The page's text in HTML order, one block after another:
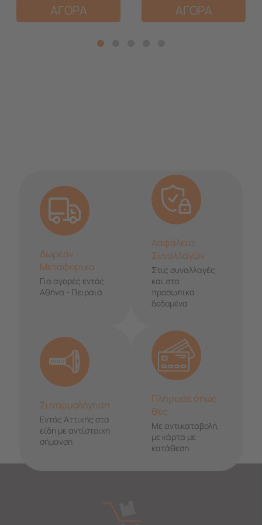
ΑΓΟΡΑ ΑΓΟΡΑ
Δωρεάν
Μεταφορικά
Για αγορές εντός
Αθήνα - Πειραιά
Ασφάλεια
Συναλλαγών
Στις συναλλαγές
και στα
προσωπικά
δεδομένα
Συναρμολόγηση
Εντός Αττικής στα
είδη με αντίστοιχη
σήμανση
Πλήρωσε όπως
θες
Με αντικαταβολή,
με κάρτα με
κατάθεση